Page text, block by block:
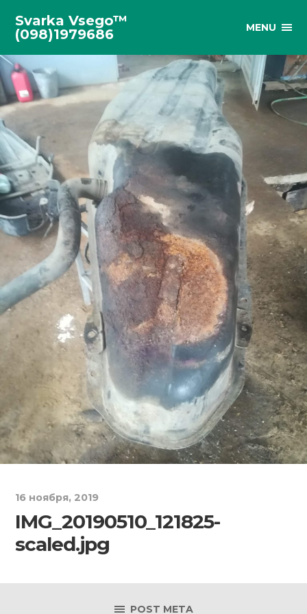
Svarka Vsego™
(098)1979686
MENU
16 ноября, 2019
IMG_20190510_121825-
scaled.jpg
POST META